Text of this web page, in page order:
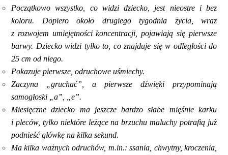
Początkowo wszystko, co widzi dziecko, jest nieostre i bez
koloru. Dopiero około drugiego tygodnia życia, wraz
z rozwojem umiejętności koncentracji, pojawiają się pierwsze
barwy. Dziecko widzi tylko to, co znajduje się w odległości do
25 cm od niego.
Pokazuje pierwsze, odruchowe uśmiechy.
Zaczyna „gruchać”, a pierwsze dźwięki przypominają
samogłoski „a”, „e”.
Miesięczne dziecko ma jeszcze bardzo słabe mięśnie karku
i pleców, tylko niektóre leżące na brzuchu maluchy potrafią już
podnieść główkę na kilka sekund.
Ma kilka ważnych odruchów, m.in.: ssania, chwytny, kroczenia,